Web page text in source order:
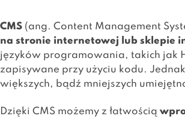
CMS (ang. Content Management
na stronie internetowej lub sklepie
języków programowania, takich jak
zapisywane przy użyciu kodu.
większych, bądź mniejszych
Dzięki CMS możemy z łatwością